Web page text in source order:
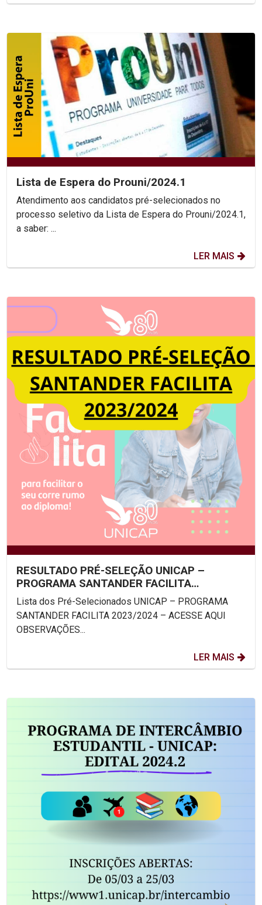
Lista de Espera do Prouni/2024.1
Atendimento aos candidatos pré-selecionados no
processo seletivo da Lista de Espera do Prouni/2024.1,
a saber: ...
LER MAIS
RESULTADO PRÉ-SELEÇÃO UNICAP –
PROGRAMA SANTANDER FACILITA
2023/2024
Lista dos Pré-Selecionados UNICAP – PROGRAMA
SANTANDER FACILITA 2023/2024 – ACESSE AQUI
OBSERVAÇÕES...
LER MAIS